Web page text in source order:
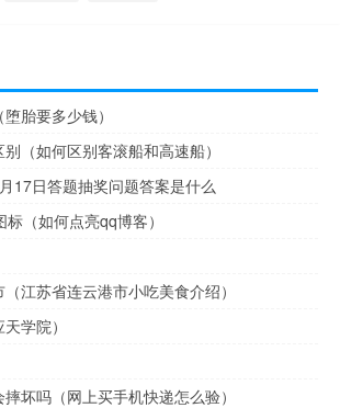
胎要多少钱）
（如何区别客滚船和高速船）
17日答题抽奖问题答案是什么
（如何点亮qq博客）
江苏省连云港市小吃美食介绍）
学院）
坏吗（网上买手机快递怎么验）